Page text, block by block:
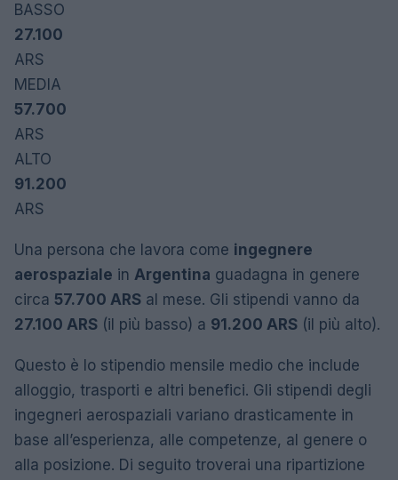
BASSO
27.100
ARS
MEDIA
57.700
ARS
ALTO
91.200
ARS
Una persona che lavora come ingegnere
aerospaziale in Argentina guadagna in genere
circa 57.700 ARS al mese. Gli stipendi vanno da
27.100 ARS (il più basso) a 91.200 ARS (il più alto).
Questo è lo stipendio mensile medio che include
alloggio, trasporti e altri benefici. Gli stipendi degli
ingegneri aerospaziali variano drasticamente in
base all’esperienza, alle competenze, al genere o
alla posizione. Di seguito troverai una ripartizione